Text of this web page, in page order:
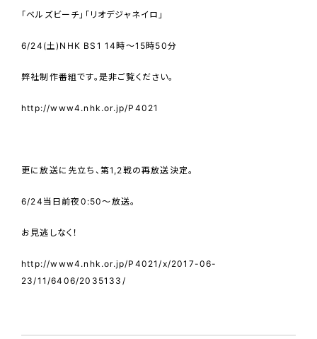
「ベルズビーチ」「リオデジャネイロ」
6/24(土)NHK BS1 14時～15時50分
弊社制作番組です。是非ご覧ください。
http://www4.nhk.or.jp/P4021
更に放送に先立ち、第1,2戦の再放送決定。
6/24当日前夜0:50～放送。
お見逃しなく！
http://www4.nhk.or.jp/P4021/x/2017-06-
23/11/6406/2035133/